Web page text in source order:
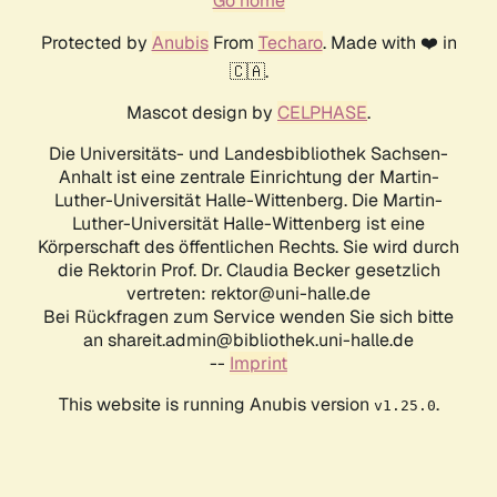
Protected by AnubisFrom Techaro. Made with ❤️ in
🇨🇦.
Mascot design by CELPHASE.
Die Universitäts- und Landesbibliothek Sachsen-
Anhalt ist eine zentrale Einrichtung der Martin-
Luther-Universität Halle-Wittenberg. Die Martin-
Luther-Universität Halle-Wittenberg ist eine
Körperschaft des öffentlichen Rechts. Sie wird durch
die Rektorin Prof. Dr. Claudia Becker gesetzlich
vertreten: rektor@uni-halle.de
Bei Rückfragen zum Service wenden Sie sich bitte
an shareit.admin@bibliothek.uni-halle.de
-- Imprint
This website is running Anubis version v1.25.0.